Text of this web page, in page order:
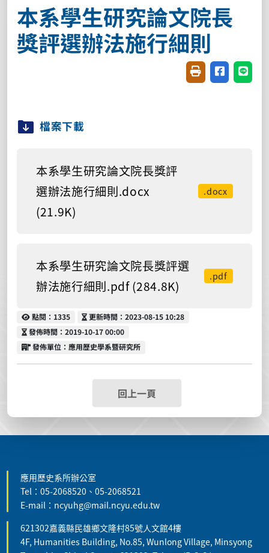
本系學生研究論文院長
獎評選辦法施行細則
友善列印(開新視
分享至臉書
分享
檔案下載
本系學生研究論文院長獎評
選辦法施行細則.docx
(21.9K)
.docx
本系學生研究論文院長獎評選
辦法施行細則.pdf (284.8K)
.pdf
點閱
點閱：1335 更新時間
更新時間：2023-08-15 10:28
發佈時間
發佈時間：2019-10-17 00:00
發佈單位
發佈單位：應用歷史學系暨研究所
回上一頁
應用歷史系所辦公室
Tel：05-2068520、05-2068521
E-mail：ncyuhg@mail.ncyu.edu.tw
621302嘉義縣民雄鄉文隆村85號人文館4樓
4F, Humanities Building, No.85, Wunlong Village, Minsyong